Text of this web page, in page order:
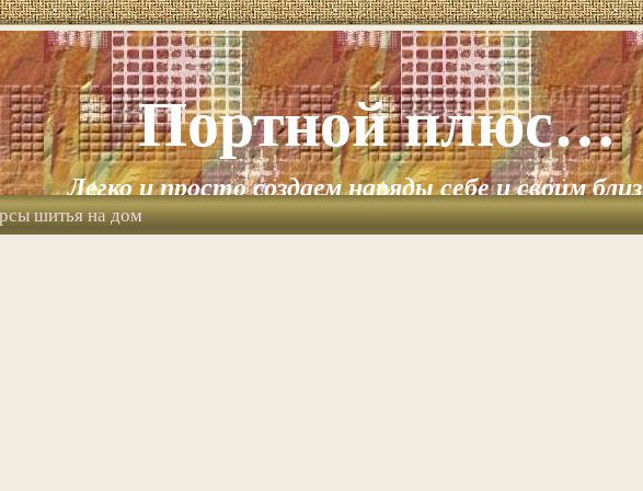
Портной плюс…
Легко и просто создаем наряды себе и своим
шитья на дом